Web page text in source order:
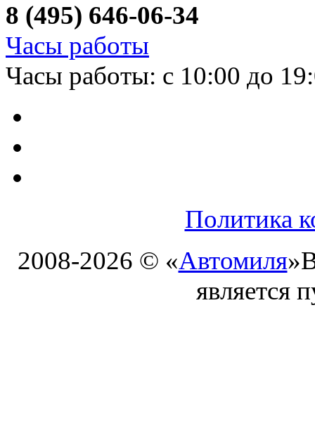
8 (495) 646-06-34
Часы работы
Часы работы: с 10:00 до
Политика
2008-2026 © «Автомиля»
является